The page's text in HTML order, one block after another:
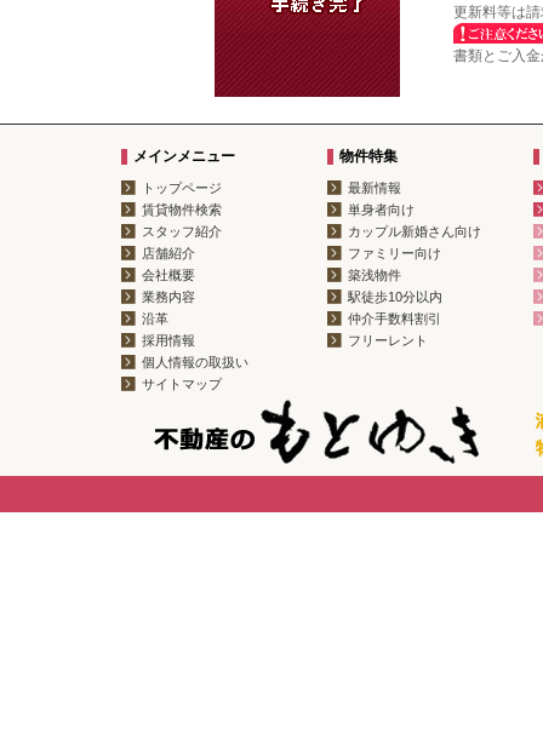
更新料等は
書類とご入
メインメニュー
トップページ
賃貸物件検索
スタッフ紹介
店舗紹介
会社概要
業務内容
沿革
採用情報
個人情報の取扱い
サイトマップ
物件特集
最新情報
単身者向け
カップル新婚さん向け
ファミリー向け
築浅物件
駅徒歩10分以内
仲介手数料割引
フリーレント